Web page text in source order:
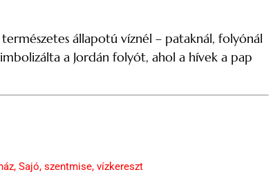
állapotú víznél – pataknál, folyónál
a Jordán folyót, ahol a hívek a pap
, Sajó, szentmise, vízkereszt